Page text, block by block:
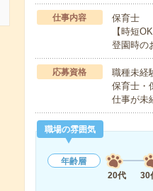
仕事内容
保育士
【時短
登園時の
応募資格
職種未経
保育士・
仕事が未
職場の雰囲気
年齢層
20代
30